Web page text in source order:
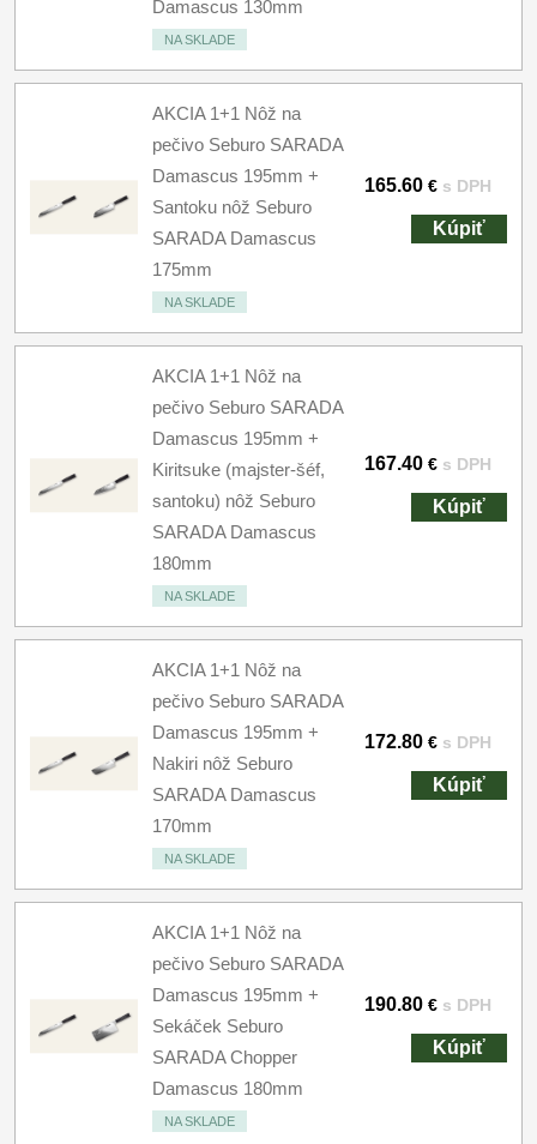
Damascus 130mm
NA SKLADE
AKCIA 1+1 Nôž na
pečivo Seburo SARADA
Damascus 195mm +
Santoku nôž Seburo
SARADA Damascus
175mm
NA SKLADE
165.60 € s DPH
Kúpiť
AKCIA 1+1 Nôž na
pečivo Seburo SARADA
Damascus 195mm +
Kiritsuke (majster-šéf,
santoku) nôž Seburo
SARADA Damascus
180mm
NA SKLADE
167.40 € s DPH
Kúpiť
AKCIA 1+1 Nôž na
pečivo Seburo SARADA
Damascus 195mm +
Nakiri nôž Seburo
SARADA Damascus
170mm
NA SKLADE
172.80 € s DPH
Kúpiť
AKCIA 1+1 Nôž na
pečivo Seburo SARADA
Damascus 195mm +
Sekáček Seburo
SARADA Chopper
Damascus 180mm
NA SKLADE
190.80 € s DPH
Kúpiť